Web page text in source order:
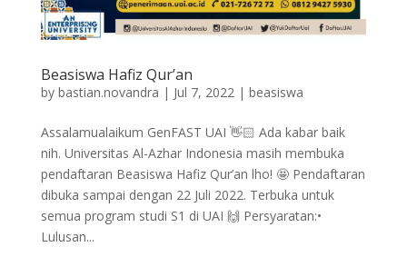
Beasiswa Hafiz Qur’an
by bastian.novandra | Jul 7, 2022| beasiswa
Assalamualaikum GenFAST UAI 👋🏻 Ada kabar baik
nih. Universitas Al-Azhar Indonesia masih membuka
pendaftaran Beasiswa Hafiz Qur’an lho! 🤩 Pendaftaran
dibuka sampai dengan 22 Juli 2022. Terbuka untuk
semua program studi S1 di UAI 🙌 Persyaratan:•
Lulusan...